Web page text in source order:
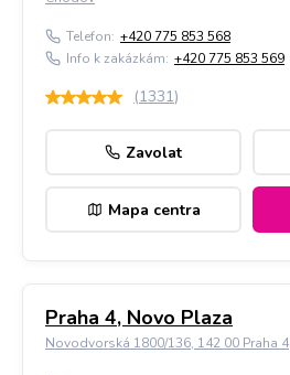
Telefon: +420 775 853 568
Info k zakázkám: +420 775 853 569
(1331)
Zavolat
Mapa centra
Praha 4, Novo Plaza
Novodvorská 1800/136, 142 00 Praha 4